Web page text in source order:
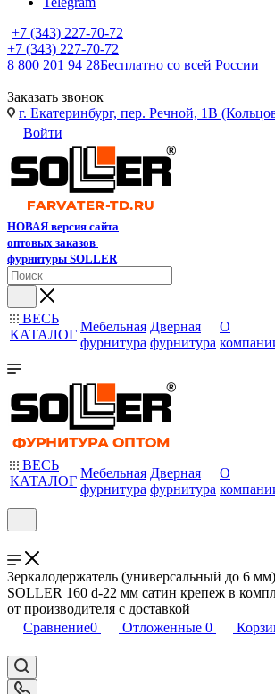
+7 (343) 227-70-72
+7 (343) 227-70-72
8 800 201 94 28Бесплатно со всей России
Заказать звонок
г. Екатеринбург, пер. Речной, 1В
Войти
НОВАЯ версия сайта
оптовых заказов
фурнитуры SOLLER
ВЕСЬ
КАТАЛОГ
Мебельная
фурнитура
Дверная
фурнитура
О
ВЕСЬ
КАТАЛОГ
Мебельная
фурнитура
Дверная
фурнитура
О
Зеркалодержатель (универсальный до 6
SOLLER 160 d-22 мм сатин крепеж в
от производителя с доставкой
Сравнение0 Отложенные 0